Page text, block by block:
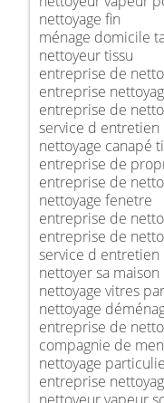
nettoyage fin
ménage domicile
nettoyeur tissu
entreprise de
entreprise
entreprise de
service d entretien
nettoyage canapé
entreprise de
entreprise de
nettoyage fenetre
entreprise de
entreprise de
service d entretien
nettoyer sa maison
nettoyage vitres
nettoyage
entreprise de
compagnie de
nettoyage
entreprise
nettoyeur vapeur